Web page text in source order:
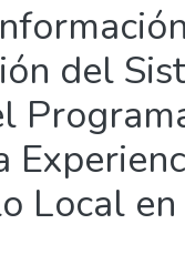
del
Local